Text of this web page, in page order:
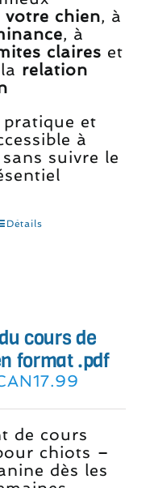
votre chien, à
, à
claires et
relation
et
à
suivre le
Détails
cours de
format .pdf
:
17.99
actuel
est :
$
de cours
chiots –
dès les